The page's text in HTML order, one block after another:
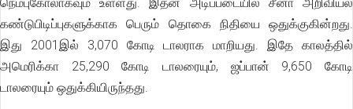
கண்டுபிடிப்புகளுக்காக பெரும் தொகை நிதியை ஒதுக்குகின்றது.
இது 2001இல் 3,070 கோடி டாலராக மாறியது. இதே காலத்தில்
அமெரிக்கா 25,290 கோடி டாலரையும், ஜப்பான் 9,650 கோடி
டாலரையும் ஒதுக்கியிருந்தது.